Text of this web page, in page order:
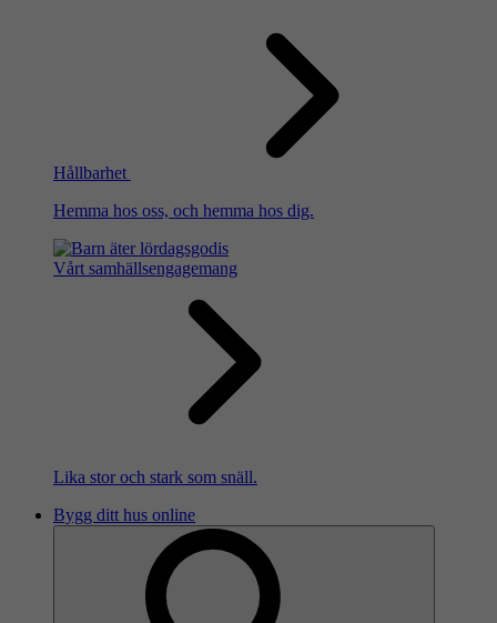
Hållbarhet
Hemma hos oss, och hemma hos dig.
Vårt samhällsengagemang
Lika stor och stark som snäll.
Bygg ditt hus online